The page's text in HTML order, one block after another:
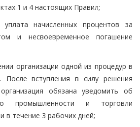
1 и 4 настоящих Правил;
уплата начисленных процентов за
и несвоевременное погашение
организации одной из процедур в
После вступления в силу решения
обязана уведомить об
промышленности и торговли
в течение 3 рабочих дней;